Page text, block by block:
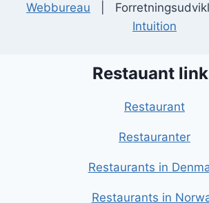
Webbureau |
Intuition
Restauant
Restaurant
Restauranter
Restaurants in
Restaurants in